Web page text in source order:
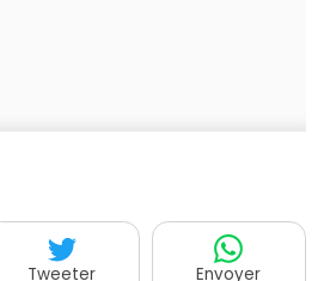
Tweeter Envoyer